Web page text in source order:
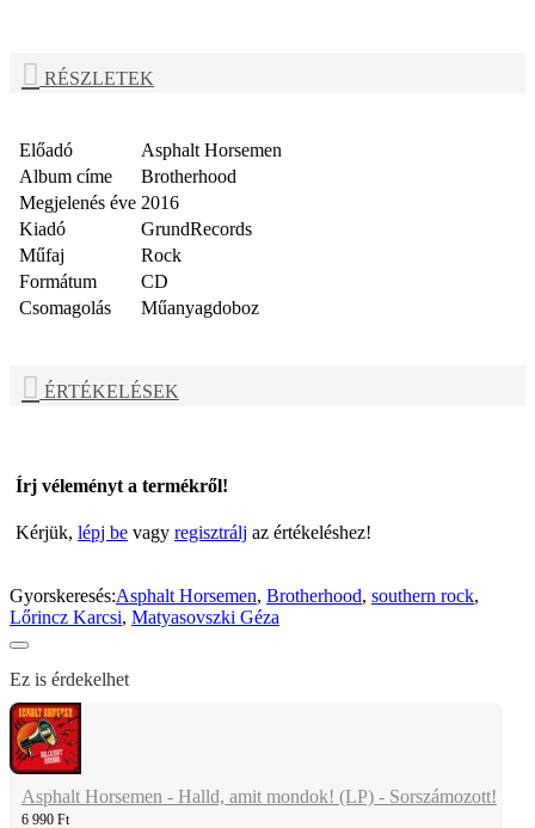
RÉSZLETEK
Előadó
Asphalt Horsemen
Album címe
Brotherhood
Megjelenés éve 2016
Kiadó
GrundRecords
Műfaj
Rock
Formátum
CD
Csomagolás
Műanyagdoboz
ÉRTÉKELÉSEK
Írj véleményt a termékről!
Kérjük, lépj be vagy regisztrálj az értékeléshez!
Gyorskeresés:Asphalt Horsemen, Brotherhood, southern rock,
Lőrincz Karcsi, Matyasovszki Géza
Ez is érdekelhet
Asphalt Horsemen - Halld, amit mondok! (LP) - Sorszámozott!
6 990 Ft